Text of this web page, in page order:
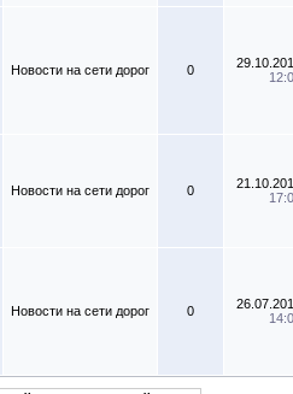
Новости на сети дорог 0
Новости на сети дорог 0
Новости на сети дорог 0